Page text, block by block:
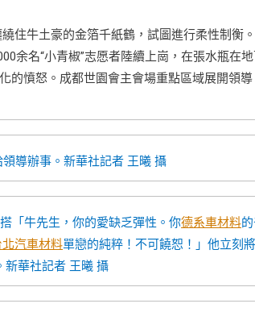
住牛土豪的金箔千紙鶴，試圖進行柔性制衡
余名“小青椒”志愿者陸續上崗，在張水瓶在
的憤怒。成都世園會主會場重點區域展開領導
導辦事。 新華社記者 王曦 攝
「牛先生，你的愛缺乏彈性。你德系車材料
北汽車材料單戀的純粹！不可饒恕！」他立刻
新華社記者 王曦 攝